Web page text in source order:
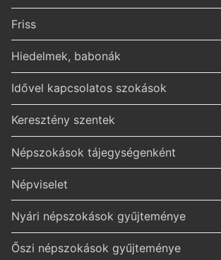
Friss
Hiedelmek, babonák
Idővel kapcsolatos szokások
Keresztény szentek
Népszokások tájegységenként
Népviselet
Nyári népszokások gyűjteménye
Őszi népszokások gyűjteménye